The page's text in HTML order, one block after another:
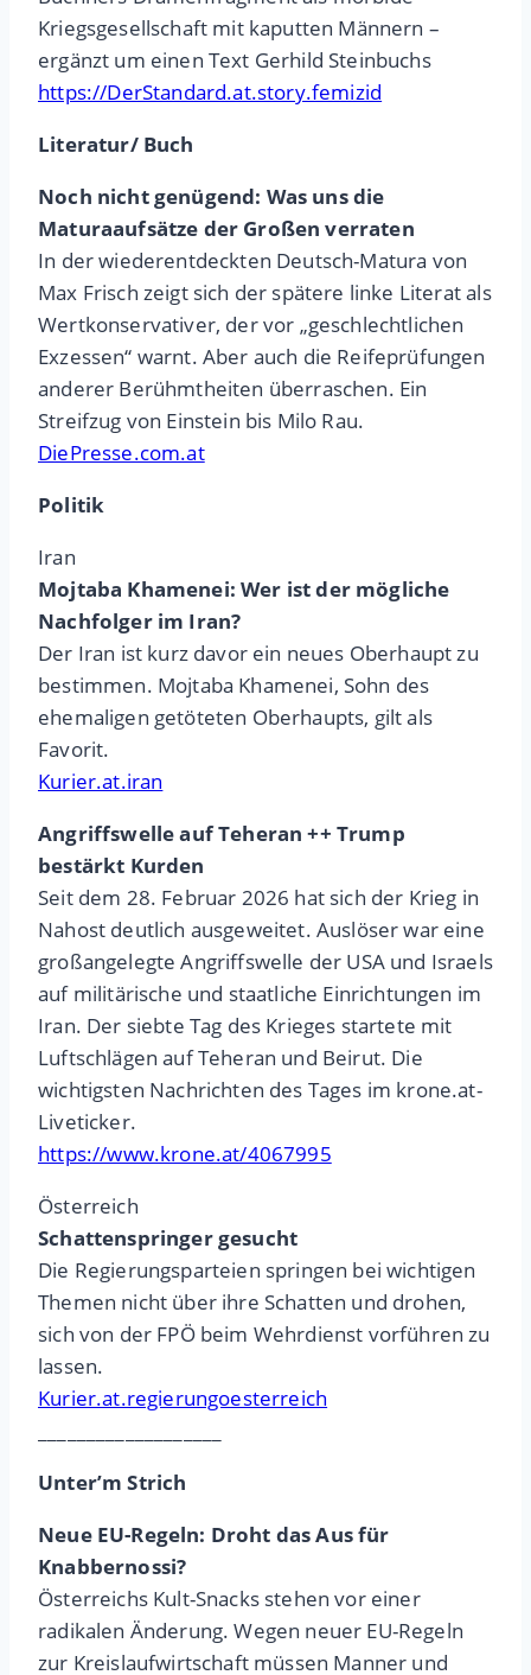
Kriegsgesellschaft mit kaputten Männern –
ergänzt um einen Text Gerhild Steinbuchs
https://DerStandard.at.story.femizid
Literatur/ Buch
Noch nicht genügend: Was uns die
Maturaaufsätze der Großen verraten
In der wiederentdeckten Deutsch-Matura von
Max Frisch zeigt sich der spätere linke Literat als
Wertkonservativer, der vor „geschlechtlichen
Exzessen“ warnt. Aber auch die Reifeprüfungen
anderer Berühmtheiten überraschen. Ein
Streifzug von Einstein bis Milo Rau.
DiePresse.com.at
Politik
Iran
Mojtaba Khamenei: Wer ist der mögliche
Nachfolger im Iran?
Der Iran ist kurz davor ein neues Oberhaupt zu
bestimmen. Mojtaba Khamenei, Sohn des
ehemaligen getöteten Oberhaupts, gilt als
Favorit.
Kurier.at.iran
Angriffswelle auf Teheran ++ Trump
bestärkt Kurden
Seit dem 28. Februar 2026 hat sich der Krieg in
Nahost deutlich ausgeweitet. Auslöser war eine
großangelegte Angriffswelle der USA und Israels
auf militärische und staatliche Einrichtungen im
Iran. Der siebte Tag des Krieges startete mit
Luftschlägen auf Teheran und Beirut. Die
wichtigsten Nachrichten des Tages im krone.at-
Liveticker.
https://www.krone.at/4067995
Österreich
Schattenspringer gesucht
Die Regierungsparteien springen bei wichtigen
Themen nicht über ihre Schatten und drohen,
sich von der FPÖ beim Wehrdienst vorführen zu
lassen.
Kurier.at.regierungoesterreich
Unter’m Strich
Neue EU-Regeln: Droht das Aus für
Knabbernossi?
Österreichs Kult-Snacks stehen vor einer
radikalen Änderung. Wegen neuer EU-Regeln
zur Kreislaufwirtschaft müssen Manner und